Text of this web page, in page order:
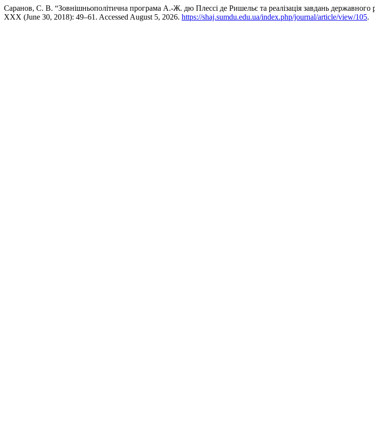
Саранов, С. В. “Зовнішньополітична програма А.-Ж. дю Плессі де Ришельє та реалізація завдань державного
XXX (June 30, 2018): 49–61. Accessed August 5, 2026. https://shaj.sumdu.edu.ua/index.php/journal/article/view/105.